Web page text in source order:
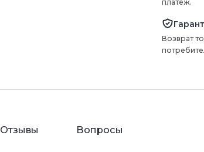
платеж.
Возврат
Отзывы Вопросы